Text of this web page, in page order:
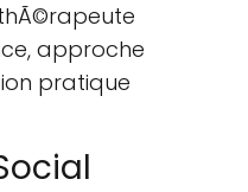
approche
pratique